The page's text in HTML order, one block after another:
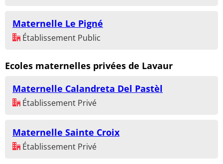
Maternelle Le Pigné
Établissement Public
Ecoles maternelles privées de Lavaur
Maternelle Calandreta Del Pastèl
Établissement Privé
Maternelle Sainte Croix
Établissement Privé